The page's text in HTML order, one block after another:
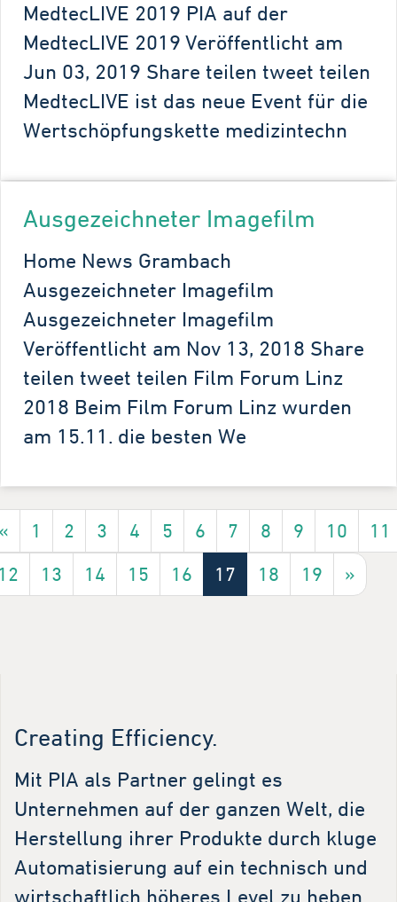
MedtecLIVE 2019 PIA auf der
MedtecLIVE 2019 Veröffentlicht am
Jun 03, 2019 Share teilen tweet teilen
MedtecLIVE ist das neue Event für die
Wertschöpfungskette medizintechn
Ausgezeichneter Imagefilm
Home News Grambach
Ausgezeichneter Imagefilm
Ausgezeichneter Imagefilm
Veröffentlicht am Nov 13, 2018 Share
teilen tweet teilen Film Forum Linz
2018 Beim Film Forum Linz wurden
am 15.11. die besten We
1 2 3 4 5 6 7 8 9 10
11
13 14 15 16 17 18 19 »
Creating Efficiency.
Mit PIA als Partner gelingt es
Unternehmen auf der ganzen Welt, die
Herstellung ihrer Produkte durch kluge
Automatisierung auf ein technisch und
wirtschaftlich höheres Level zu heben.